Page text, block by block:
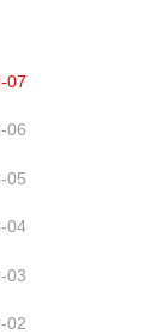
07
06
05
04
03
02